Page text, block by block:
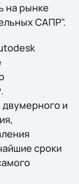
на рынке
САПР".
и
сроки